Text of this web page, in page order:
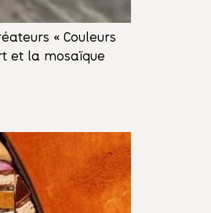
« Couleurs
et la mosaïque